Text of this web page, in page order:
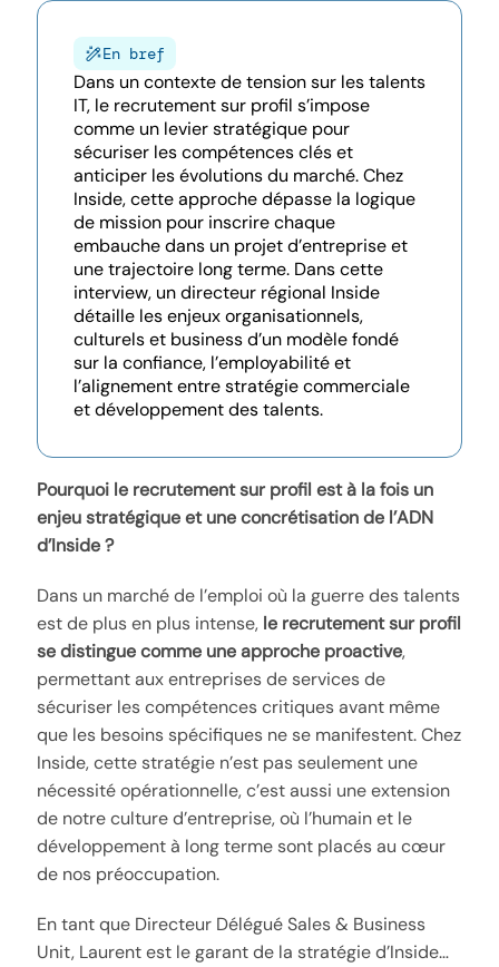
En bref
Dans un contexte de tension sur les talents
IT, le recrutement sur profil s’impose
comme un levier stratégique pour
sécuriser les compétences clés et
anticiper les évolutions du marché. Chez
Inside, cette approche dépasse la logique
de mission pour inscrire chaque
embauche dans un projet d’entreprise et
une trajectoire long terme. Dans cette
interview, un directeur régional Inside
détaille les enjeux organisationnels,
culturels et business d’un modèle fondé
sur la confiance, l’employabilité et
l’alignement entre stratégie commerciale
et développement des talents.
Pourquoi le recrutement sur profil est à la fois un
enjeu stratégique et une concrétisation de l’ADN
d’Inside ?
Dans un marché de l’emploi où la guerre des talents
est de plus en plus intense, le recrutement sur profil
se distingue comme une approche proactive,
permettant aux entreprises de services de
sécuriser les compétences critiques avant même
que les besoins spécifiques ne se manifestent. Chez
Inside, cette stratégie n’est pas seulement une
nécessité opérationnelle, c’est aussi une extension
de notre culture d’entreprise, où l’humain et le
développement à long terme sont placés au cœur
de nos préoccupation.
En tant que Directeur Délégué Sales & Business
Unit, Laurent est le garant de la stratégie d’Inside…